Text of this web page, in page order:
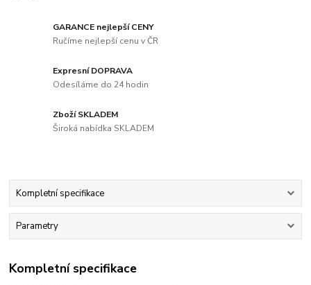
GARANCE nejlepší CENY
Ručíme nejlepší cenu v ČR
Expresní DOPRAVA
Odesíláme do 24 hodin
Zboží SKLADEM
Široká nabídka SKLADEM
Kompletní specifikace
Parametry
Kompletní specifikace